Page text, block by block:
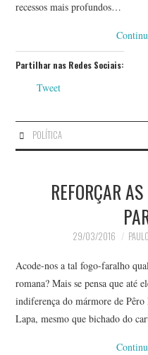
recessos mais profundos…
Partilhar nas Redes Sociais:
Tweet
POLÍTICA
REFORÇAR
29/03/2016
Acode-nos a tal fogo-faralho
romana? Mais se pensa que até
indiferença do mármore de
Lapa, mesmo que bichado do